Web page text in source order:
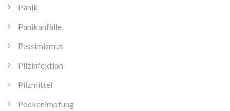
Panik
Panikanfälle
Pessimismus
Pilzinfektion
Pilzmittel
Pockenimpfung